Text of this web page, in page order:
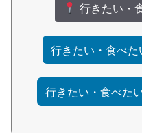
行きたい・
行きたい・食べ
行きたい・食べた